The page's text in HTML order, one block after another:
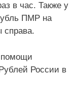
в час. Также у
ПМР на
помощи
России в